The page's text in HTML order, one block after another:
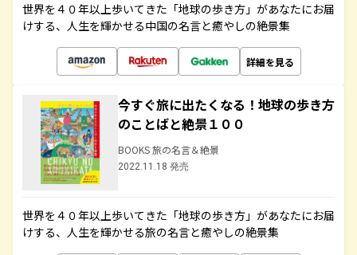
世界を４０年以上歩いてきた「地球の歩き方」があなたにお届
けする、人生を輝かせる中国の名言と癒やしの絶景集
詳細を見る
今すぐ旅に出たくなる！地球の歩き方
のことばと絶景１００
BOOKS 旅の名言＆絶景
2022.11.18 発売
世界を４０年以上歩いてきた「地球の歩き方」があなたにお届
けする、人生を輝かせる旅の名言と癒やしの絶景集